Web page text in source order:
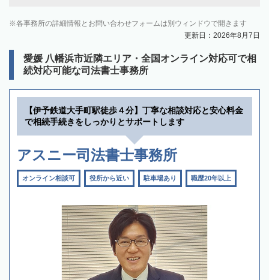
各事務所の詳細情報とお問い合わせフォームは別ウィンドウで開きます
更新日：2026年8月7日
愛媛 八幡浜市近隣エリア・全国オンライン対応可で相
続対応可能な司法書士事務所
【伊予鉄道大手町駅徒歩４分】丁寧な相談対応と安心料金
で相続手続きをしっかりとサポートします
アスニー司法書士事務所
オンライン相談可 役所から近い 駐車場あり 職歴20年以上